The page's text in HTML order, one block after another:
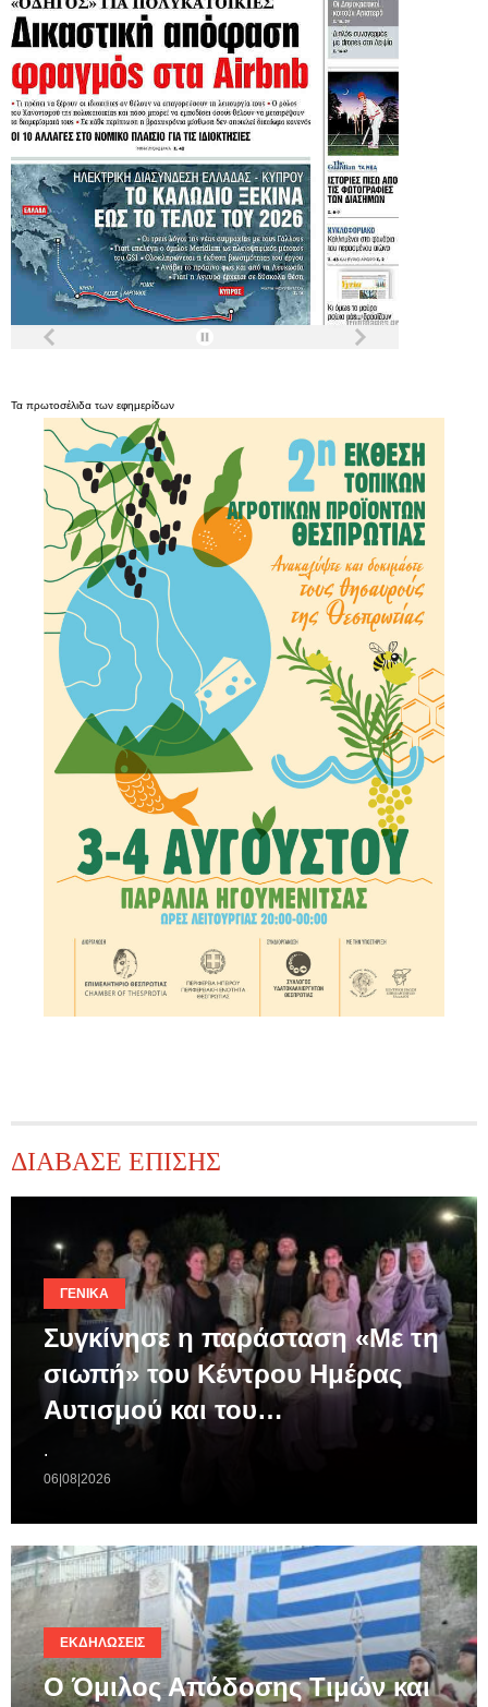
Τα πρωτοσέλιδα των εφημερίδων
ΔΙΑΒΑΣΕ ΕΠΙΣΗΣ
ΓΕΝΙΚΆ
Συγκίνησε η παράσταση «Με τη
σιωπή» του Κέντρου Ημέρας
Αυτισμού και του…
.
06|08|2026
ΕΚΔΗΛΏΣΕΙΣ
Ο Όμιλος Απόδοσης Τιμών και